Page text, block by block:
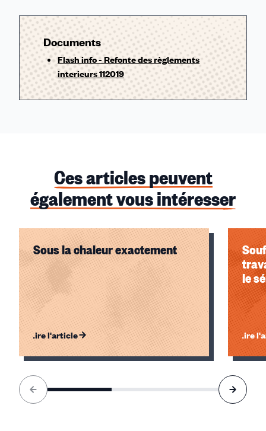
Documents
Flash info - Refonte des règlements
interieurs 112019
Ces articles peuvent
également vous intéresser
Sous la chaleur exactement
Lire l'article
le
Lire